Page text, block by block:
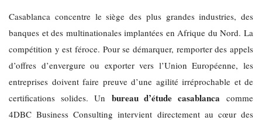
Casablanca concentre le siège des plus grandes industries, des
banques et des multinationales implantées en Afrique du Nord. La
compétition y est féroce. Pour se démarquer, remporter des appels
d’offres d’envergure ou exporter vers l’Union Européenne, les
entreprises doivent faire preuve d’une agilité irréprochable et de
certifications solides. Un bureau d’étude casablanca comme
4DBC Business Consulting intervient directement au cœur des